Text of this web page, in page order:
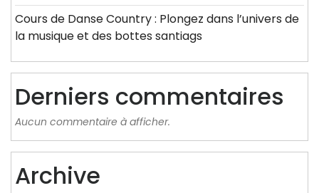
Cours de Danse Country : Plongez dans l’univers de
la musique et des bottes santiags
Derniers commentaires
Aucun commentaire à afficher.
Archive